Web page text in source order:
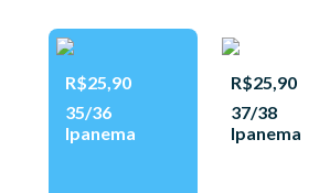
R$25,90
35/36
Ipanema
R$25,90
37/38
Ipanema